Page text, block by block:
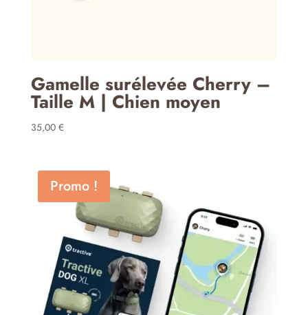
Gamelle surélevée Cherry –
Taille M | Chien moyen
35,00 €
Promo !